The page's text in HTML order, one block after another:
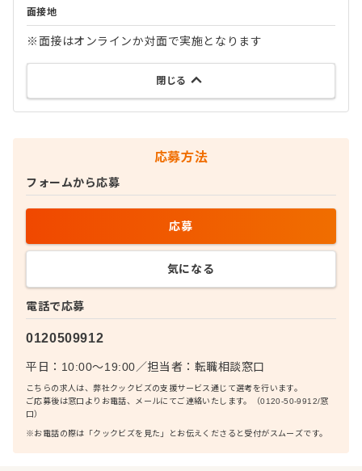
面接地
※面接はオンラインか対面で実施となります
閉じる
応募方法
電話で応募
0120509912
平日：10:00〜19:00／担当者： 転職相談窓口
こちらの求人は、弊社クックビズの支援サービス通じて選考を行います。
ご応募後は窓口よりお電話、メールにてご連絡いたします。（0120-50-9912/窓
口）
※お電話の際は「クックビズを見た」とお伝えくださると受付がスムーズです。
フォームから応募
応募
気になる